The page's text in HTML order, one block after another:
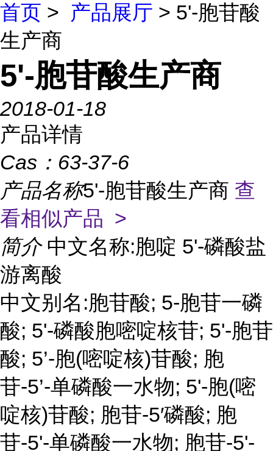
首页 > 产品展厅 > 5'-胞苷酸
生产商
5'-胞苷酸生产商
2018-01-18
产品详情
Cas： 63-37-6
产品名称5'-胞苷酸生产商 查
看相似产品 >
简介 中文名称:胞啶 5'-磷酸盐
游离酸
中文别名:胞苷酸; 5-胞苷一磷
酸; 5'-磷酸胞嘧啶核苷; 5'-胞苷
酸; 5’-胞(嘧啶核)苷酸; 胞
苷-5’-单磷酸一水物; 5'-胞(嘧
啶核)苷酸; 胞苷-5′磷酸; 胞
苷-5'-单磷酸一水物; 胞苷-5'-